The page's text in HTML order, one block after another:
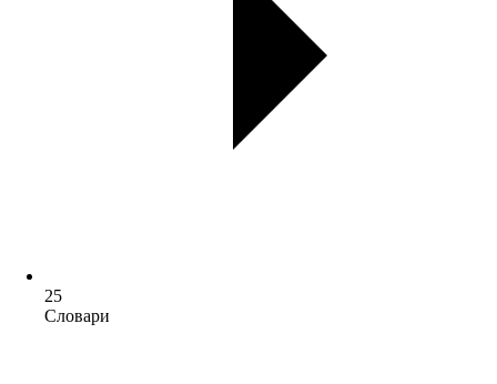
25
Словари